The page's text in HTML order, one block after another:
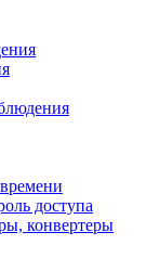
доступа
конвертеры